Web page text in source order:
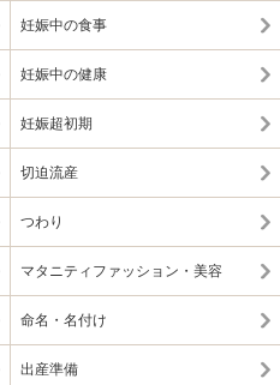
妊娠中の食事
妊娠中の健康
妊娠超初期
切迫流産
つわり
マタニティファッション・美容
命名・名付け
出産準備